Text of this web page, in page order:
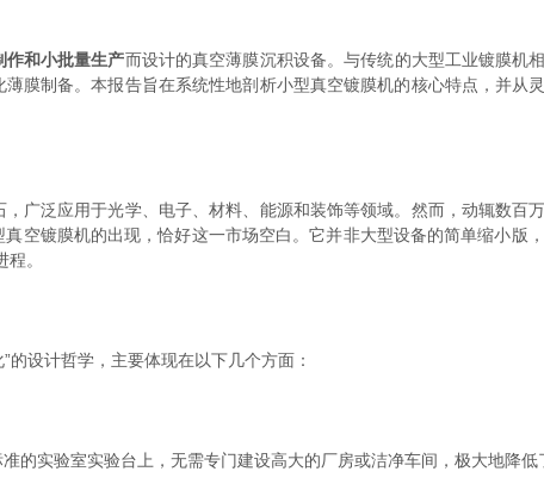
作和小批量生产而设计的真空薄膜沉积设备。与传统的大型工业镀膜机
膜制备。本报告旨在系统性地剖析小型真空镀膜机的核心特点，并
泛应用于光学、电子、材料、能源和装饰等领域。然而，动辄数百
空镀膜机的出现，恰好这一市场空白。它并非大型设备的简单缩小版
。
设计哲学，主要体现在以下几个方面：
的实验室实验台上，无需专门建设高大的厂房或洁净车间，极大地降低